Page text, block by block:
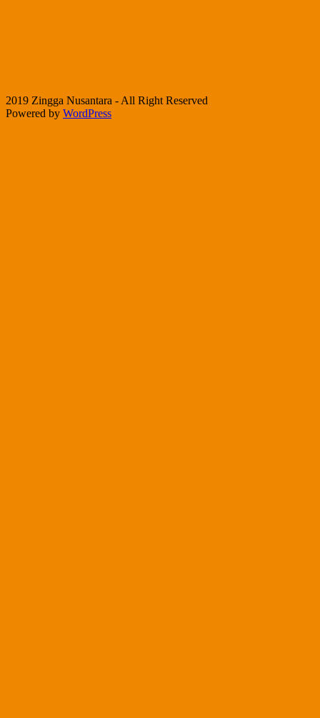
2019 Zingga Nusantara - All Right Reserved
Powered by WordPress